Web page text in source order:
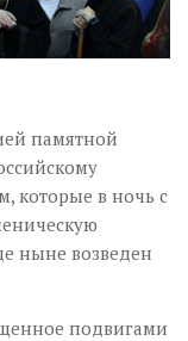
памятной
которые в ночь с
ныне возведен
подвигами